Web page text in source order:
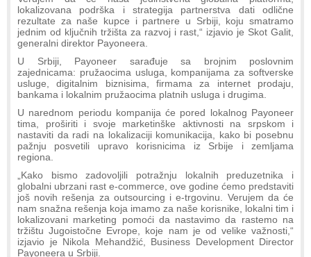
lokalizovana podrška i strategija partnerstva dati odlične
rezultate za naše kupce i partnere u Srbiji, koju smatramo
jednim od ključnih tržišta za razvoj i rast,“ izjavio je Skot Galit,
generalni direktor Payoneera.
U Srbiji, Payoneer sarađuje sa brojnim poslovnim
zajednicama: pružaocima usluga, kompanijama za softverske
usluge, digitalnim biznisima, firmama za internet prodaju,
bankama i lokalnim pružaocima platnih usluga i drugima.
U narednom periodu kompanija će pored lokalnog Payoneer
tima, proširiti i svoje marketinške aktivnosti na srpskom i
nastaviti da radi na lokalizaciji komunikacija, kako bi posebnu
pažnju posvetili upravo korisnicima iz Srbije i zemljama
regiona.
„Kako bismo zadovoljili potražnju lokalnih preduzetnika i
globalni ubrzani rast e-commerce, ove godine ćemo predstaviti
još novih rešenja za outsourcing i e-trgovinu. Verujem da će
nam snažna rešenja koja imamo za naše korisnike, lokalni tim i
lokalizovani marketing pomoći da nastavimo da rastemo na
tržištu Jugoistočne Evrope, koje nam je od velike važnosti,“
izjavio je Nikola Mehandžić, Business Development Director
Payoneera u Srbiji.